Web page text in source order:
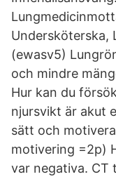
Undersköterska,
(ewasv5)
och mindre
Hur kan du
njursvikt är akut
sätt och
motivering =2p)
var negativa. CT